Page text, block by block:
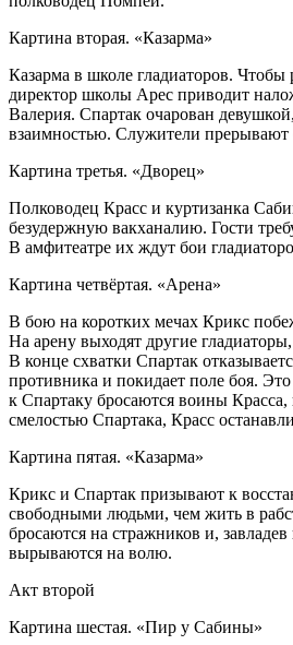
Картина вторая. «Казарма»
Казарма в школе гладиаторов. Чтобы
директор школы Арес приводит
Валерия. Спартак очарован
взаимностью. Служители
Картина третья. «Дворец»
Полководец Красс и куртизанка
безудержную вакханалию. Гости
В амфитеатре их ждут бои
Картина четвёртая. «Арена»
В бою на коротких мечах Крикс
На арену выходят другие
В конце схватки Спартак
противника и покидает поле боя.
к Спартаку бросаются воины
смелостью Спартака, Красс
Картина пятая. «Казарма»
Крикс и Спартак призывают к
свободными людьми, чем жить в
бросаются на стражников и,
вырываются на волю.
Акт второй
Картина шестая. «Пир у Сабины»